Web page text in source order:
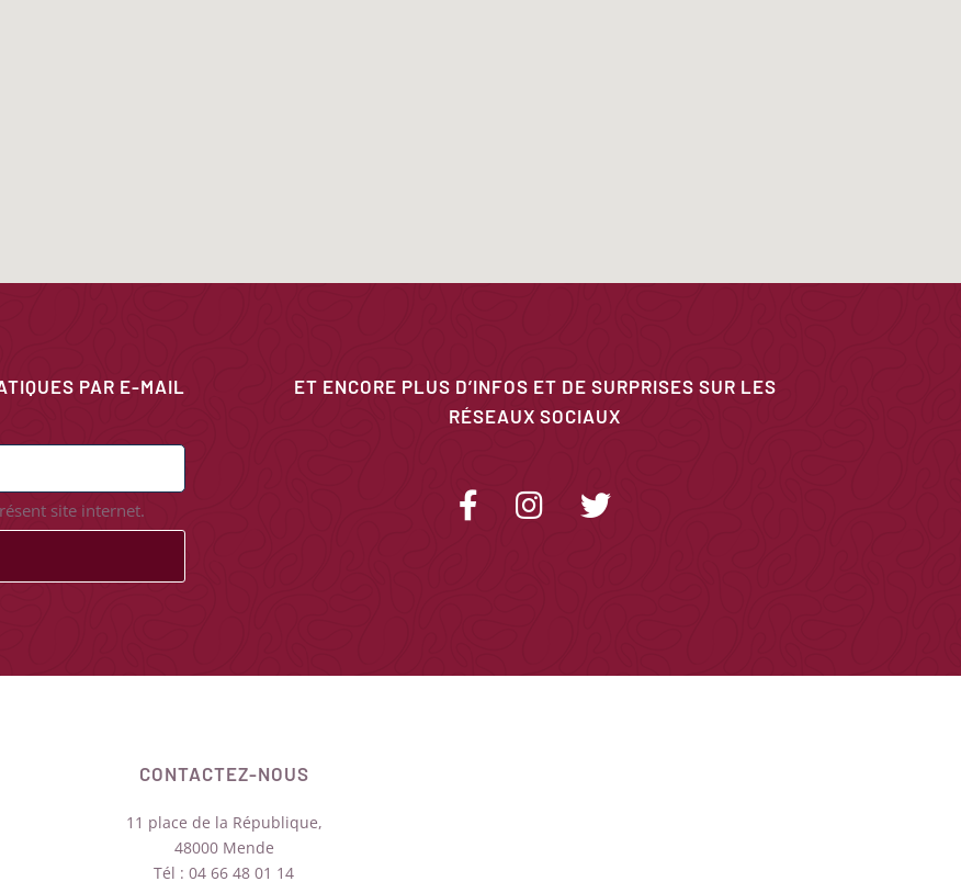
PAR E-MAIL
site internet.
ET ENCORE PLUS D’INFOS ET DE SURPRISES SUR LES
RÉSEAUX SOCIAUX
CONTACTEZ-NOUS
11 place de la République,
48000 Mende
Tél : 04 66 48 01 14